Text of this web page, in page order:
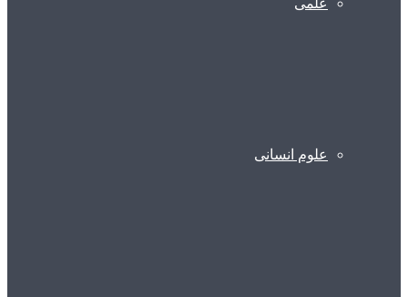
علمی
علوم انسانی